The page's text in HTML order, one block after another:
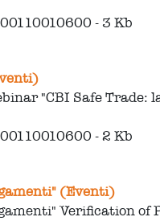
- 3 Kb
"CBI Safe
- 2 Kb
(Eventi)
Verification of